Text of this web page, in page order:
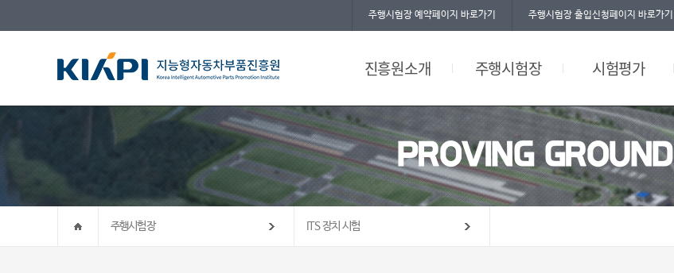
주행시험장 예약페이지 바로가기 주행시험장 출입신청페이지 바로가기
진흥원소개
찾아오시는길
주행시험장
자율주행시험
워크숍
시험평가
공평성 선언문
PROVING GROUND
주행시험장 ITS 장치 시험